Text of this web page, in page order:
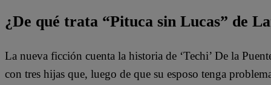
¿De qué trata “Pituca sin Lucas” de
La nueva ficción cuenta la historia de ‘Techi’ De la
con tres hijas que, luego de que su esposo tenga